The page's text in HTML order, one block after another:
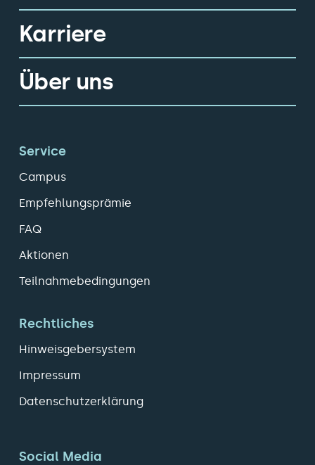
Karriere
Über uns
Service
Campus
Empfehlungsprämie
FAQ
Aktionen
Teilnahmebedingungen
Rechtliches
Hinweisgebersystem
Impressum
Datenschutzerklärung
Social Media